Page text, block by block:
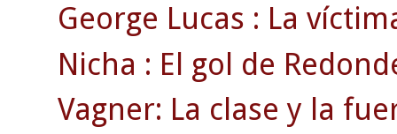
George Lucas : La
Nicha : El gol de
Vagner: La clase y la